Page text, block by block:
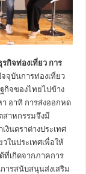
กิจท่องเที่ยว การ
จุบันการท่องเที่ยว
กิจของไทยไปข้าง
อาทิ การส่งออกหด
าหกรรมจึงมี
นตราต่างประเทศ
ในประเทศเพื่อให้
ที่เกิดจากภาคการ
ารสนับสนุนส่งเสริม